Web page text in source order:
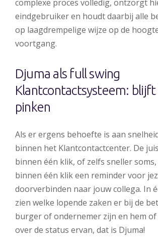
complexe proces volledig, ontzorgt
eindgebruiker en houdt daarbij alle
op laagdrempelige wijze op de
voortgang.
Djuma als full swing
Klantcontactsysteem: blijft
pinken
Als er ergens behoefte is aan
binnen het Klantcontactcenter. De
binnen één klik, of zelfs sneller
binnen één klik een reminder voor
doorverbinden naar jouw collega. In
zien welke lopende zaken er bij de
burger of ondernemer zijn en hem
over de status ervan, dat is Djuma!